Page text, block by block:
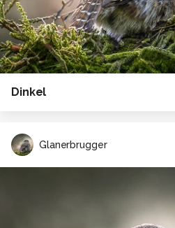
Dinkel
Glanerbrugger